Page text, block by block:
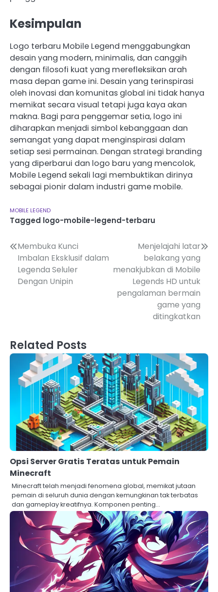
Kesimpulan
Logo terbaru Mobile Legend menggabungkan
desain yang modern, minimalis, dan canggih
dengan filosofi kuat yang merefleksikan arah
masa depan game ini. Desain yang terinspirasi
oleh inovasi dan komunitas global ini tidak hanya
memikat secara visual tetapi juga kaya akan
makna. Bagi para penggemar setia, logo ini
diharapkan menjadi simbol kebanggaan dan
semangat yang dapat menginspirasi dalam
setiap sesi permainan. Dengan strategi branding
yang diperbarui dan logo baru yang mencolok,
Mobile Legend sekali lagi membuktikan dirinya
sebagai pionir dalam industri game mobile.
MOBILE LEGEND
Tagged logo-mobile-legend-terbaru
Post
navigation
Membuka Kunci
Imbalan Eksklusif dalam
Legenda Seluler
Dengan Unipin
Menjelajahi latar
belakang yang
menakjubkan di Mobile
Legends HD untuk
pengalaman bermain
game yang
ditingkatkan
Related Posts
Opsi Server Gratis Teratas untuk Pemain
Minecraft
Minecraft telah menjadi fenomena global, memikat jutaan
pemain di seluruh dunia dengan kemungkinan tak terbatas
dan gameplay kreatifnya. Komponen penting…